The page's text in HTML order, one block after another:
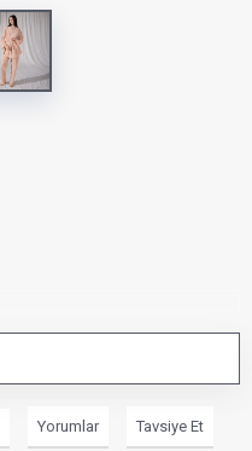
Yorumlar Tavsiye Et